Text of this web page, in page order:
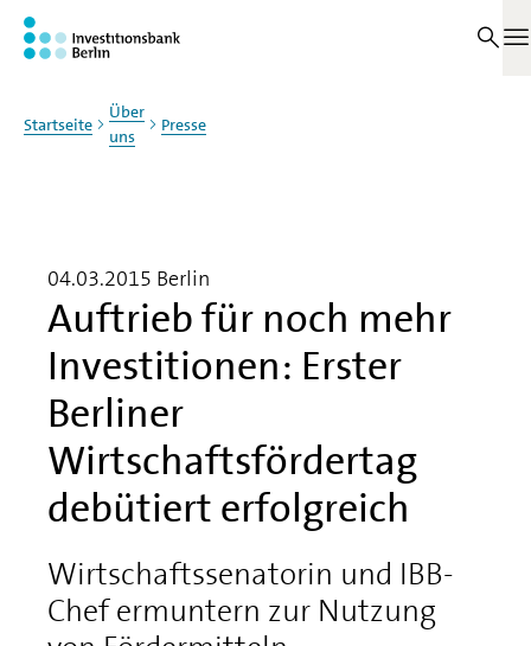
Zum Haupinhalt springen
Startseite
Über
uns
Presse
Auftrieb für noch mehr
Investitionen: Erster
Berliner
Wirtschaftsfördertag
debütiert erfolgreich
04.03.2015 Berlin
Wirtschaftssenatorin und IBB-
Chef ermuntern zur Nutzung